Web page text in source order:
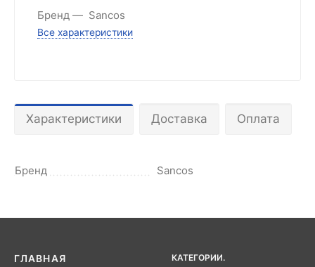
Бренд
Sancos
Все характеристики
Характеристики Доставка Оплата
Бренд Sancos
ГЛАВНАЯ КАТЕГОРИИ.